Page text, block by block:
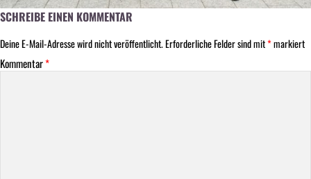
SCHREIBE EINEN KOMMENTAR
Deine E-Mail-Adresse wird nicht veröffentlicht.Erforderliche Felder sind mit*markiert
Kommentar*